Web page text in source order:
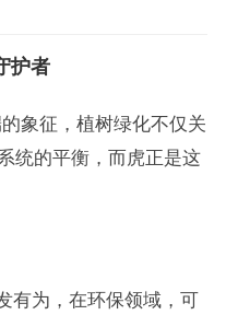
护者
象征，植树绿化不仅关
统的平衡，而虎正是这
有为，在环保领域，可